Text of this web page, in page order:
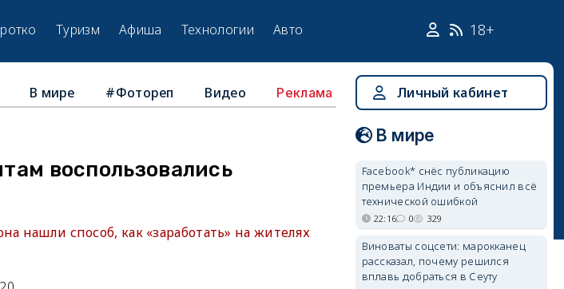
Туризм Афиша Технологии Авто 18+
В мире #Фотореп Видео Реклама
воспользовались
нашли способ, как «заработать» на жителях
Личный кабинет
В мире
Facebook* снёс публикацию
премьера Индии и объяснил всё
технической ошибкой
22:16 0 329
Виноваты соцсети: марокканец
рассказал, почему решился
вплавь добраться в Сеуту